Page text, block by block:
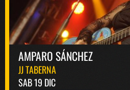
AMPARO SÁNCHEZ
JJ TABERNA
SAB 19 DIC